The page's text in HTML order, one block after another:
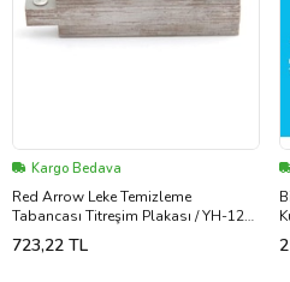
Kargo Bedava
Red Arrow Leke Temizleme
Tabancası Titreşim Plakası / YH-120-
5
723,22 TL